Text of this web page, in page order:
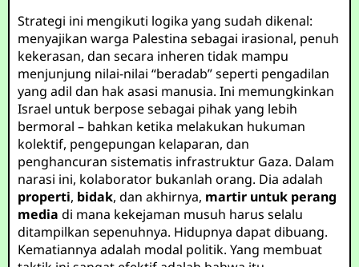
Strategi ini mengikuti logika yang sudah dikenal:
menyajikan warga Palestina sebagai irasional, penuh
kekerasan, dan secara inheren tidak mampu
menjunjung nilai-nilai “beradab” seperti pengadilan
yang adil dan hak asasi manusia. Ini memungkinkan
Israel untuk berpose sebagai pihak yang lebih
bermoral – bahkan ketika melakukan hukuman
kolektif, pengepungan kelaparan, dan
penghancuran sistematis infrastruktur Gaza. Dalam
narasi ini, kolaborator bukanlah orang. Dia adalah
properti, bidak, dan akhirnya, martir untuk perang
media di mana kekejaman musuh harus selalu
ditampilkan sepenuhnya. Hidupnya dapat dibuang.
Kematiannya adalah modal politik. Yang membuat